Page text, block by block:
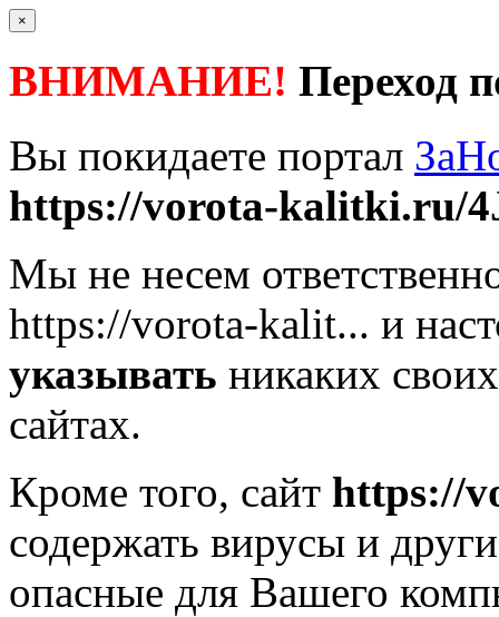
×
ВНИМАНИЕ! Переход
Вы покидаете портал
https://vorota-kalitki.ru/
Мы не несем
https://vorota-kalit... и
указывать никаких
сайтах.
Кроме того, сайт https://
содержать вирусы и
опасные для Вашего